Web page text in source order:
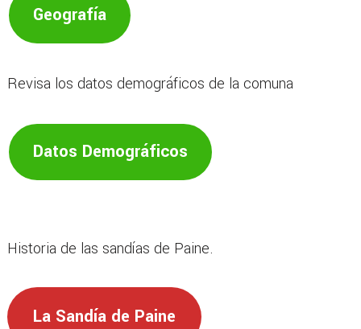
Geografía
Revisa los datos demográficos de la comuna
Datos Demográficos
Historia de las sandías de Paine.
La Sandía de Paine